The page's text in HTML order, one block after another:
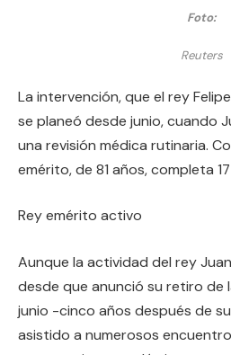
Foto:
Reuters
La intervención, que el rey
se planeó desde junio, cuando
una revisión médica rutinaria.
emérito, de 81 años, completa
Rey emérito activo
Aunque la actividad del rey
desde que anunció su retiro de
junio -cinco años después de
asistido a numerosos